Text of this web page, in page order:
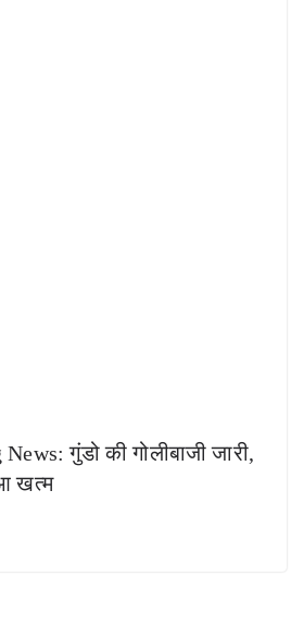
गुंडो की गोलीबाजी जारी,
खत्म